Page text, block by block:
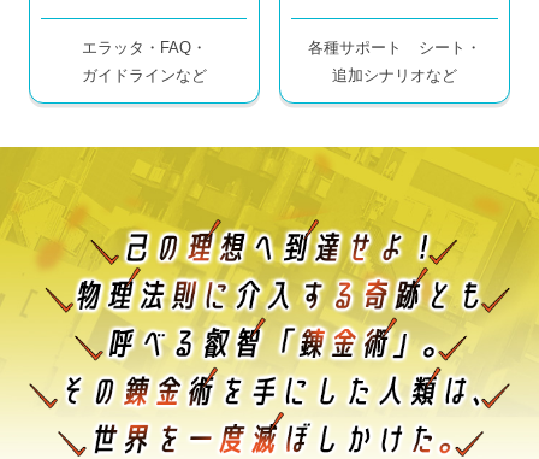
エラッタ・FAQ・
ガイドラインなど
各種サポート
シート・
追加シナリオなど